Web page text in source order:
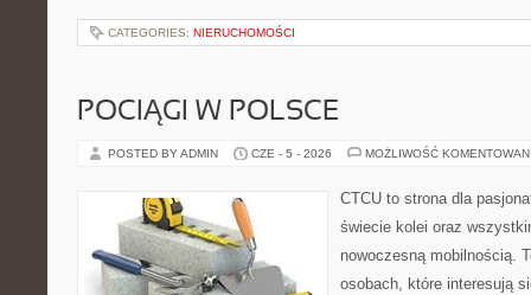
CATEGORIES: NIERUCHOMOŚCI
POCIĄGI W POLSCE
POSTED BY ADMIN CZE - 5 - 2026 MOŻLIWOŚĆ
CTCU to strona dla
świecie kolei oraz
nowoczesną mobilnością.
osobach, które interesują